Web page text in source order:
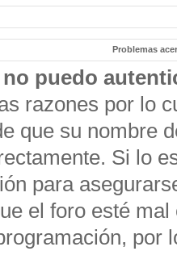
Problemas
puedo
razones por lo
que su nombre
Si lo
para
el foro esté
por